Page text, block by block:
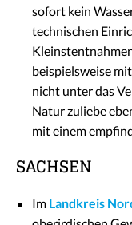
sofort kein
technischen
beispielsweise
nicht unter das
Natur zuliebe
mit einem
SACHSEN
Im Landkreis